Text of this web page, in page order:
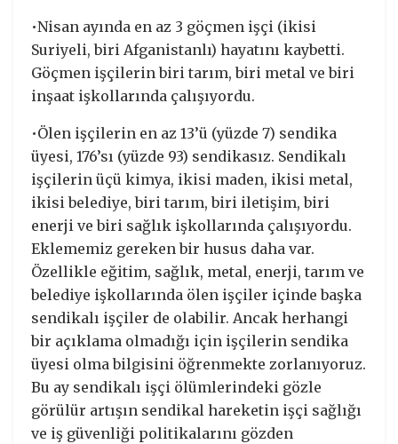
•Nisan ayında en az 3 göçmen işçi (ikisi
Suriyeli, biri Afganistanlı) hayatını kaybetti.
Göçmen işçilerin biri tarım, biri metal ve biri
inşaat işkollarında çalışıyordu.
•Ölen işçilerin en az 13’ü (yüzde 7) sendika
üyesi, 176’sı (yüzde 93) sendikasız. Sendikalı
işçilerin üçü kimya, ikisi maden, ikisi metal,
ikisi belediye, biri tarım, biri iletişim, biri
enerji ve biri sağlık işkollarında çalışıyordu.
Eklememiz gereken bir husus daha var.
Özellikle eğitim, sağlık, metal, enerji, tarım ve
belediye işkollarında ölen işçiler içinde başka
sendikalı işçiler de olabilir. Ancak herhangi
bir açıklama olmadığı için işçilerin sendika
üyesi olma bilgisini öğrenmekte zorlanıyoruz.
Bu ay sendikalı işçi ölümlerindeki gözle
görülür artışın sendikal hareketin işçi sağlığı
ve iş güvenliği politikalarını gözden